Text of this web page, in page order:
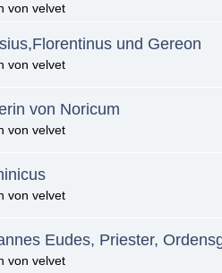
von velvet
und Gereon
von velvet
von Noricum
von velvet
von velvet
Eudes, Priester,
von velvet